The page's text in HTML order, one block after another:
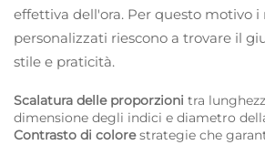
effettiva dell'ora. Per questo motivo
personalizzati riescono a trovare il
stile e praticità.
Scalatura delle proporzioni tra
dimensione degli indici e diametro
Contrasto di colorestrategie che